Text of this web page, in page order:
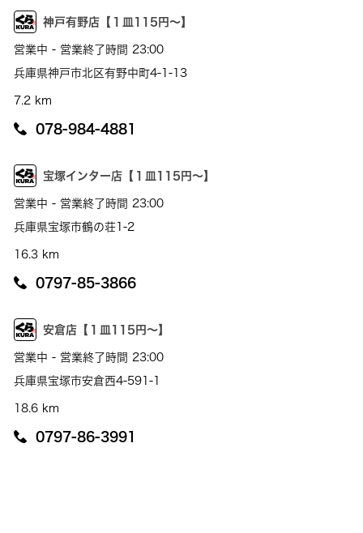
神戸有野店【１皿115円～】
営業中 - 営業終了時間 23:00
兵庫県神戸市北区有野中町4-1-13
7.2 km
078-984-4881
宝塚インター店【１皿115円～】
営業中 - 営業終了時間 23:00
兵庫県宝塚市鶴の荘1-2
16.3 km
0797-85-3866
安倉店【１皿115円～】
営業中 - 営業終了時間 23:00
兵庫県宝塚市安倉西4-591-1
18.6 km
0797-86-3991